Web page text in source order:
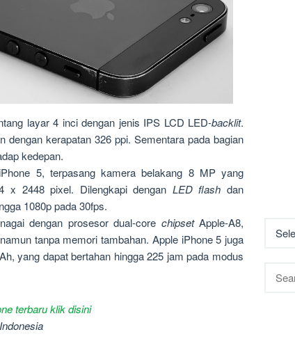
layar 4 inci dengan jenis IPS LCD LED-backlit.
dengan kerapatan 326 ppi. Sementara pada bagian
kedepan.
5, terpasang kamera belakang 8 MP yang
x 2448 pixel. Dilengkapi dengan LED flashdan
1080p pada 30fps.
dengan prosesor dual-core chipset Apple-A8,
tanpa memori tambahan. Apple iPhone 5 juga
yang dapat bertahan hingga 225 jam pada modus
terbaru klik disini
for: